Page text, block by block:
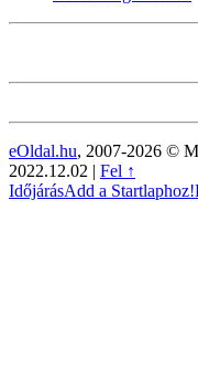
eOldal.hu, 2007-2026 ©
2022.12.02 | Fel ↑
IdőjárásAdd a Startlaphoz!